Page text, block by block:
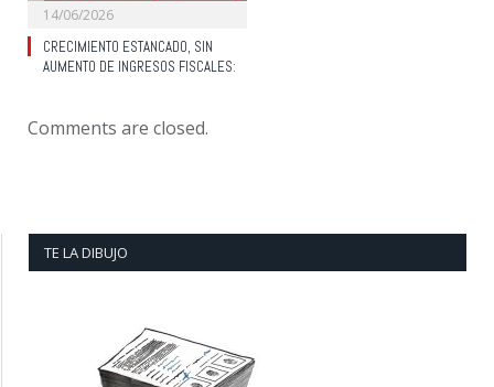
14/06/2026
CRECIMIENTO ESTANCADO, SIN
AUMENTO DE INGRESOS FISCALES:
Comments are closed.
TE LA DIBUJO